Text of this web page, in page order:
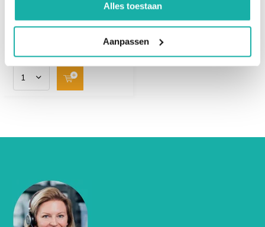
Alles toestaan
Aanpassen
migraine
Als het magnesiumtekort verergert kunnen klachten
optreden zoals;
tintelingen
angst
depressie
ADHD
onmisbaar.